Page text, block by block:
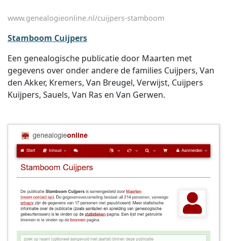
www.genealogieonline.nl/cuijpers-stamboom
Stamboom Cuijpers
Een genealogische publicatie door Maarten met
gegevens over onder andere de families Cuijpers, Van
den Akker, Kremers, Van Breugel, Verwijst, Cuijpers
Kuijpers, Sauels, Van Ras en Van Gerwen.